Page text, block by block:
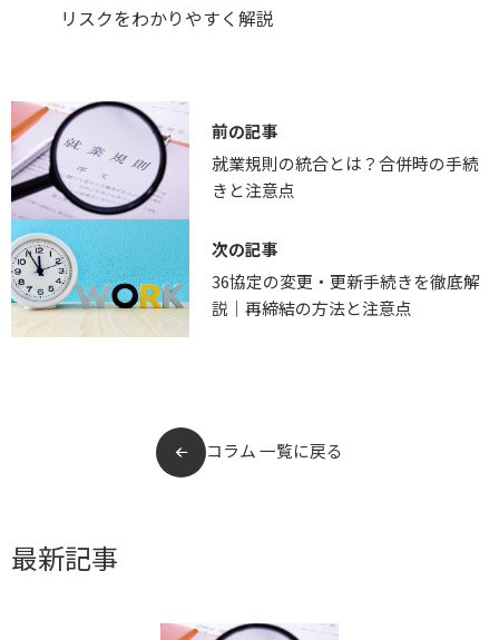
リスクをわかりやすく解説
前の記事
就業規則の統合とは？合併時の手続
きと注意点
次の記事
36協定の変更・更新手続きを徹底解
説｜再締結の方法と注意点
コラム 一覧に戻る
最新記事